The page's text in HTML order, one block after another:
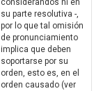
considerandos ni en
su parte resolutiva -,
por lo que tal omisión
de pronunciamiento
implica que deben
soportarse por su
orden, esto es, en el
orden causado (ver